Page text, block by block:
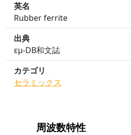
英名
Rubber ferrite
出典
εμ-DB和文誌
カテゴリ
セラミックス
周波数特性